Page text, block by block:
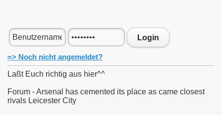
Login
=> Noch nicht angemeldet?
Laßt Euch richtig aus hier^^
Forum - Arsenal has cemented its place as came closest
rivals Leicester City